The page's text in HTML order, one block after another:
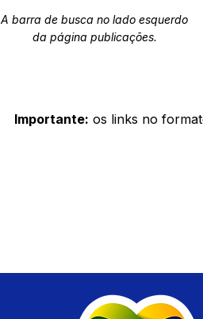
A barra de busca no lado esquerdo
da página publicações.
Importante: os links no